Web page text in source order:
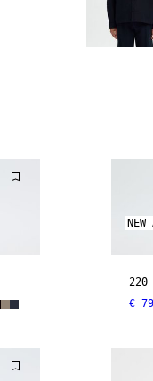
220
€